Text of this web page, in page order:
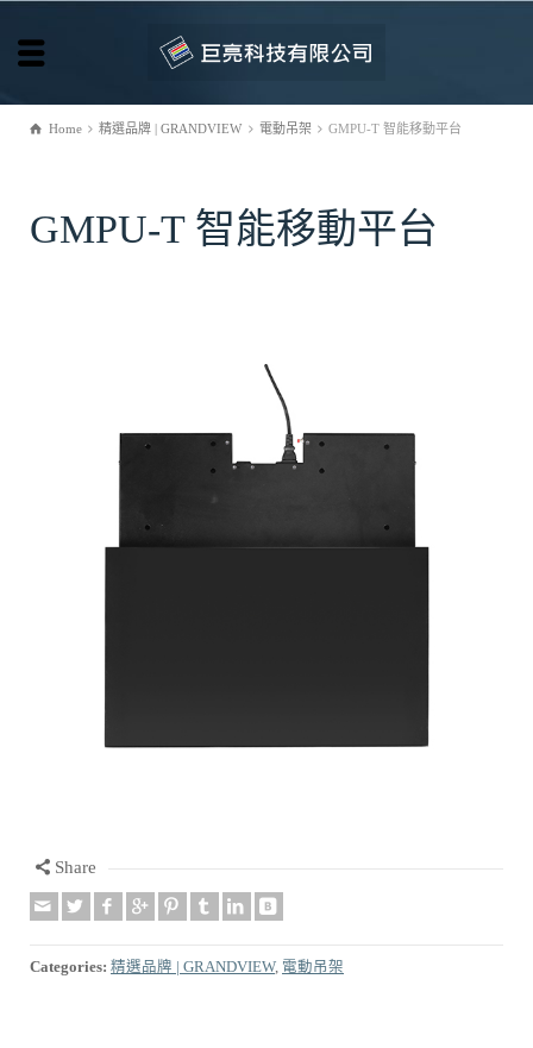
Home 精選品牌 | GRANDVIEW 電動吊架 GMPU-T 智能移動平台
GMPU-T 智能移動平台
Share
Categories: 精選品牌 | GRANDVIEW, 電動吊架